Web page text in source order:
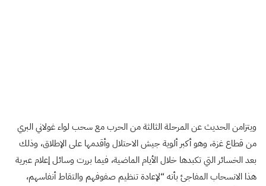
ويتزامن الحديث عن المرحلة الثالثة من الحرب مع سحب لواء غولاني البري
من قطاع غزة، وهو أكبر ألوية جيش الاحتلال وأقدمها على الإطلاق، وذلك
بعد الخسائر التي تكبدها خلال الأيام الماضية، فيما بررت وسائل إعلام عبرية
هذا الانسحاب المفاجئ بأنه “لإعادة تنظيم صفوفهم والتقاط أنفاسهم،